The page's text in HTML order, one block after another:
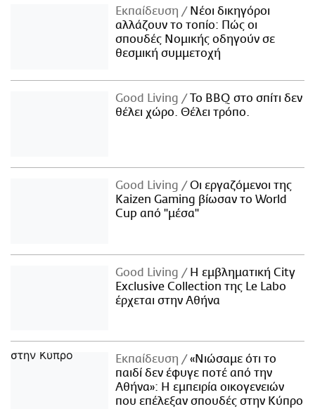
Εκπαίδευση
Νέοι δικηγόροι
αλλάζουν το τοπίο: Πώς οι
σπουδές Νομικής οδηγούν σε
θεσμική συμμετοχή
Good Living
Το BBQ στο σπίτι δεν
θέλει χώρο. Θέλει τρόπο.
Good Living
Οι εργαζόμενοι της
Kaizen Gaming βίωσαν το World
Cup από "μέσα"
Good Living
Η εμβληματική City
Exclusive Collection της Le Labo
έρχεται στην Αθήνα
Εκπαίδευση
«Νιώσαμε ότι το
παιδί δεν έφυγε ποτέ από την
Αθήνα»: Η εμπειρία οικογενειών
που επέλεξαν σπουδές στην Κύπρο